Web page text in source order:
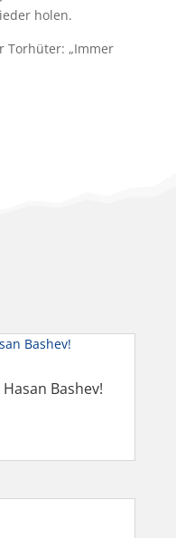
holen.
Torhüter: „Immer
Bashev!